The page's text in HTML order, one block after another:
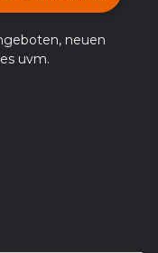
neuen
uvm.